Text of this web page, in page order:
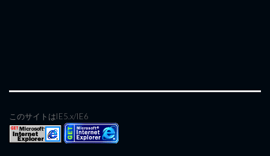
このサイトはIE5.x/IE6